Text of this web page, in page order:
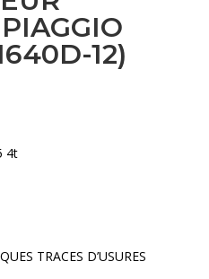
12)
4t
TRACES D’USURES